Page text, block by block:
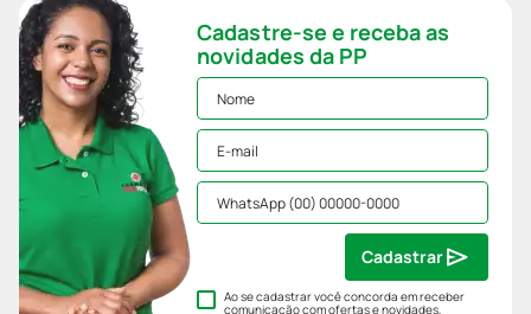
Cadastre-se e receba as
novidades da PP
Ao se cadastrar você concorda em receber
comunicação com ofertas e novidades,
Cadastrar